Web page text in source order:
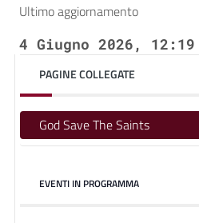
Ultimo aggiornamento
4 Giugno 2026, 12:19
PAGINE COLLEGATE
God Save The Saints
EVENTI IN PROGRAMMA